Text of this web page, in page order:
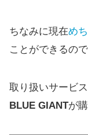
ちなみに現在め
ことができるの
取り扱いサービ
BLUE GIANTが